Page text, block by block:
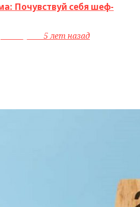
Почувствуй себя шеф-
5 лет назад